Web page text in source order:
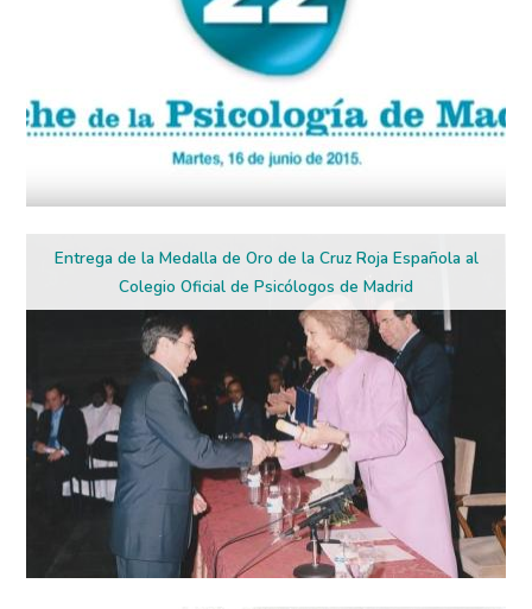
Entrega de la Medalla de Oro de la Cruz Roja Española al
Colegio Oficial de Psicólogos de Madrid